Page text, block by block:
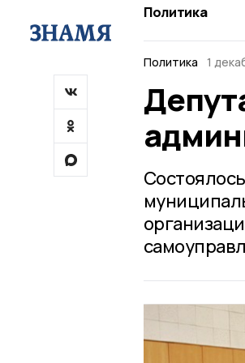
Политика
Политика
1